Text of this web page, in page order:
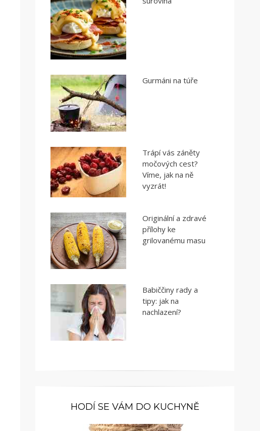
Gurmáni na túře
Trápí vás záněty
močových cest?
Víme, jak na ně
vyzrát!
Originální a zdravé
přílohy ke
grilovanému masu
Babiččiny rady a
tipy: jak na
nachlazení?
HODÍ SE VÁM DO KUCHYNĚ